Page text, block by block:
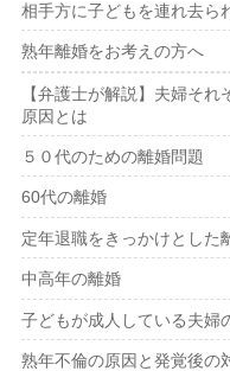
相手方に子どもを連れ去ら
熟年離婚をお考えの方へ
【弁護士が解説】夫婦そ
原因とは
５０代のための離婚問題
60代の離婚
定年退職をきっかけとした
中高年の離婚
子どもが成人している夫婦
熟年不倫の原因と発覚後の